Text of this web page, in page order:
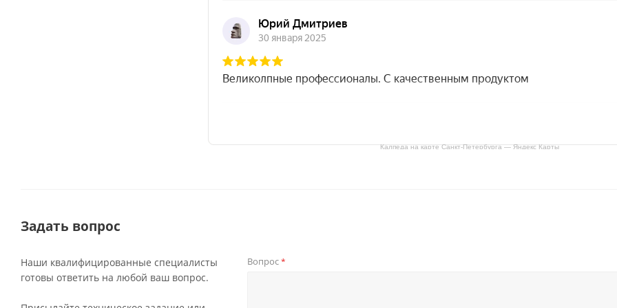
Калпеда на карте Санкт‑Петербурга — Яндекс Карты
Задать вопрос
Наши квалифицированные специалисты
готовы ответить на любой ваш вопрос.
Вопрос*